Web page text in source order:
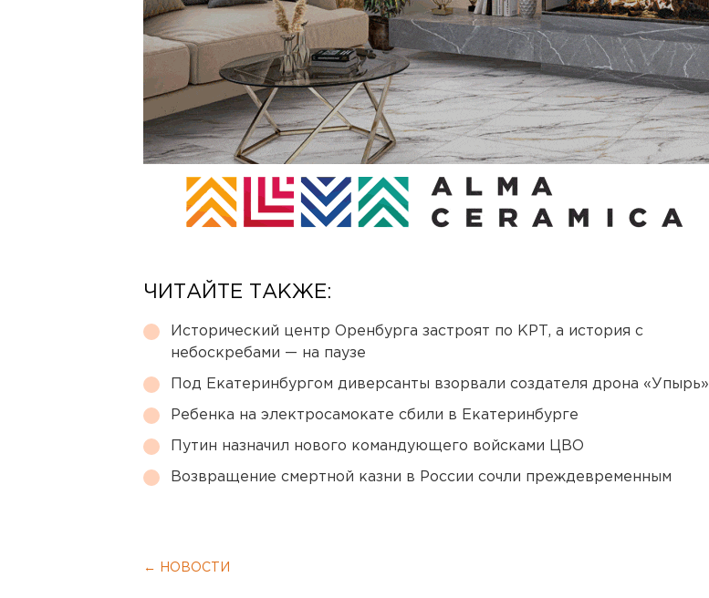
ЧИТАЙТЕ ТАКЖЕ:
Исторический центр Оренбурга застроят по КРТ, а история с
небоскребами — на паузе
Под Екатеринбургом диверсанты взорвали создателя дрона «Упырь»
Ребенка на электросамокате сбили в Екатеринбурге
Путин назначил нового командующего войсками ЦВО
Возвращение смертной казни в России сочли преждевременным
← НОВОСТИ